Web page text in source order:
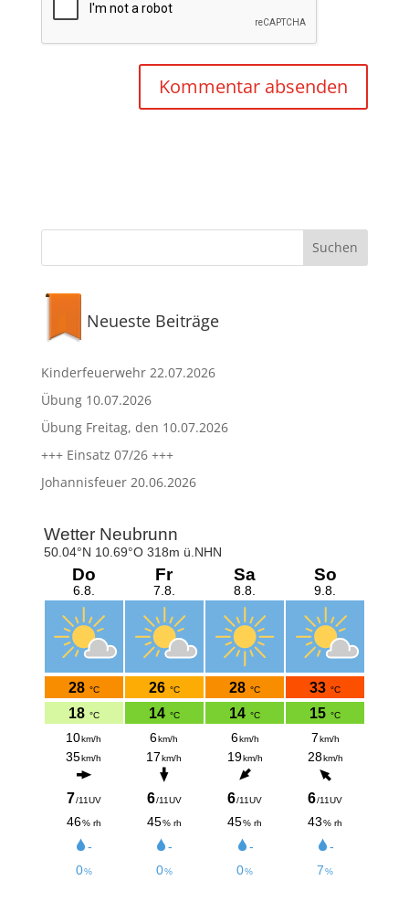
Neueste Beiträge
Kinderfeuerwehr 22.07.2026
Übung 10.07.2026
Übung Freitag, den 10.07.2026
+++ Einsatz 07/26 +++
Johannisfeuer 20.06.2026